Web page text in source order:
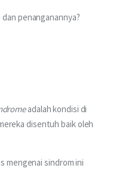
penanganannya?
adalah kondisi di
disentuh baik oleh
mengenai sindrom ini